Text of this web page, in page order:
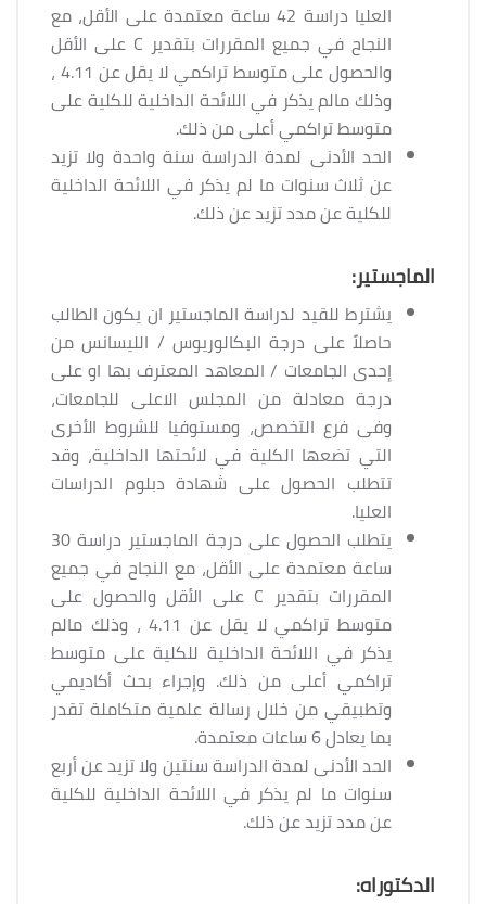
العليا دراسة 42 ساعة معتمدة على الأقل، مع
النجاح في جميع المقررات بتقدير C على الأقل
والحصول على متوسط تراكمي لا يقل عن 4.11 ،
وذلك مالم يذكر في اللائحة الداخلية للكلية على
متوسط تراكمي أعلى من ذلك.
الحد الأدنى لمدة الدراسة سنة واحدة ولا تزيد
عن ثلاث سنوات ما لم يذكر في اللائحة الداخلية
للكلية عن مدد تزيد عن ذلك.
الماجستير:
يشترط للقيد لدراسة الماجستير ان يكون الطالب
حاصلاً على درجة البكالوريوس / الليسانس من
إحدى الجامعات / المعاهد المعترف بها او على
درجة معادلة من المجلس الاعلى للجامعات،
وفى فرع التخصص، ومستوفيا للشروط الأخرى
التي تضعها الكلية في لائحتها الداخلية، وقد
تتطلب الحصول على شهادة دبلوم الدراسات
العليا.
يتطلب الحصول على درجة الماجستير دراسة 30
ساعة معتمدة على الأقل، مع النجاح في جميع
المقررات بتقدير C على الأقل والحصول على
متوسط تراكمي لا يقل عن 4.11 ، وذلك مالم
يذكر في اللائحة الداخلية للكلية على متوسط
تراكمي أعلى من ذلك. وإجراء بحث أكاديمي
وتطبيقي من خلال رسالة علمية متكاملة تقدر
بما يعادل 6 ساعات معتمدة.
الحد الأدنى لمدة الدراسة سنتين ولا تزيد عن أربع
سنوات ما لم يذكر في اللائحة الداخلية للكلية
عن مدد تزيد عن ذلك.
الدكتوراه: